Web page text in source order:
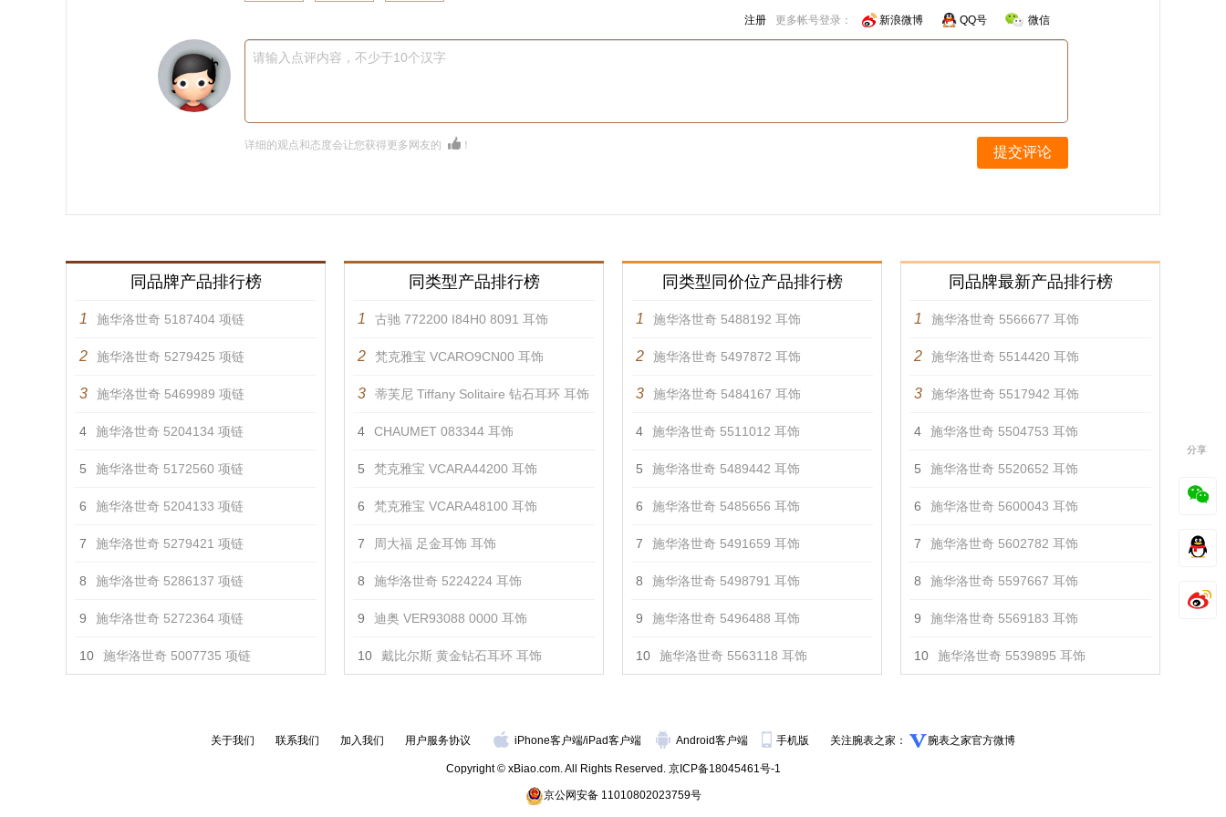
注册 更多帐号登录： 新浪微博 QQ号 微信
请输入点评内容，不少于10个汉字
详细的观点和态度会让您获得更多网友的 ！ 提交评论
同品牌产品排行榜
1 施华洛世奇 5187404 项链
2 施华洛世奇 5279425 项链
3 施华洛世奇 5469989 项链
4 施华洛世奇 5204134 项链
5 施华洛世奇 5172560 项链
6 施华洛世奇 5204133 项链
7 施华洛世奇 5279421 项链
8 施华洛世奇 5286137 项链
9 施华洛世奇 5272364 项链
10 施华洛世奇 5007735 项链
同类型产品排行榜
1 古驰 772200 I84H0 8091 耳饰
2 梵克雅宝 VCARO9CN00 耳饰
3 蒂芙尼 Tiffany Solitaire 钻石耳环 耳饰
4 CHAUMET 083344 耳饰
5 梵克雅宝 VCARA44200 耳饰
6 梵克雅宝 VCARA48100 耳饰
7 周大福 足金耳饰 耳饰
8 施华洛世奇 5224224 耳饰
9 迪奥 VER93088 0000 耳饰
10 戴比尔斯 黄金钻石耳环 耳饰
同类型同价位产品排行榜
1 施华洛世奇 5488192 耳饰
2 施华洛世奇 5497872 耳饰
3 施华洛世奇 5484167 耳饰
4 施华洛世奇 5511012 耳饰
5 施华洛世奇 5489442 耳饰
6 施华洛世奇 5485656 耳饰
7 施华洛世奇 5491659 耳饰
8 施华洛世奇 5498791 耳饰
9 施华洛世奇 5496488 耳饰
10 施华洛世奇 5563118 耳饰
同品牌最新产品排行榜
1 施华洛世奇 5566677 耳饰
2 施华洛世奇 5514420 耳饰
3 施华洛世奇 5517942 耳饰
4 施华洛世奇 5504753 耳饰
5 施华洛世奇 5520652 耳饰
6 施华洛世奇 5600043 耳饰
7 施华洛世奇 5602782 耳饰
8 施华洛世奇 5597667 耳饰
9 施华洛世奇 5569183 耳饰
10 施华洛世奇 5539895 耳饰
关于我们 联系我们 加入我们 用户服务协议 iPhone客户端/iPad客户端 Android客户端 手机版 关注腕表之家： 腕表之家官方微博
Copyright © xBiao.com. All Rights Reserved. 京ICP备18045461号-1
京公网安备 11010802023759号
分享